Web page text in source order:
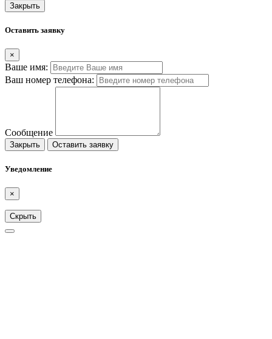
Закрыть
Оставить заявку
×
Ваше имя:
Ваш номер телефона:
Сообщение
Закрыть Оставить заявку
Уведомление
×
Скрыть